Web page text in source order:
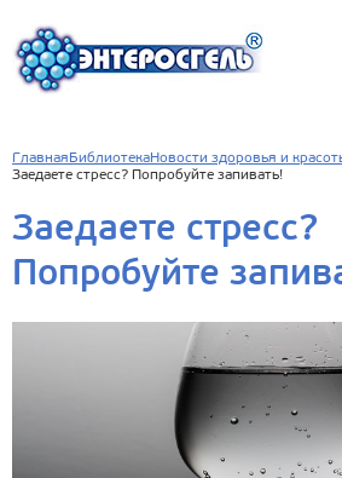
Главная БиблиотекаНовости здоровья и
Заедаете стресс? Попробуйте запивать!
Заедаете стресс?
Попробуйте